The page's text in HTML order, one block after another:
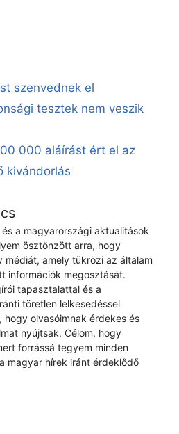
szenvednek el
tesztek nem veszik
000 aláírást ért el az
kivándorlás
a magyarországi aktualitások
ösztönzött arra, hogy
médiát, amely tükrözi az általam
információk megosztását.
tapasztalattal és a
töretlen lelkesedéssel
hogy olvasóimnak érdekes és
nyújtsak. Célom, hogy
forrássá tegyem minden
magyar hírek iránt érdeklődő